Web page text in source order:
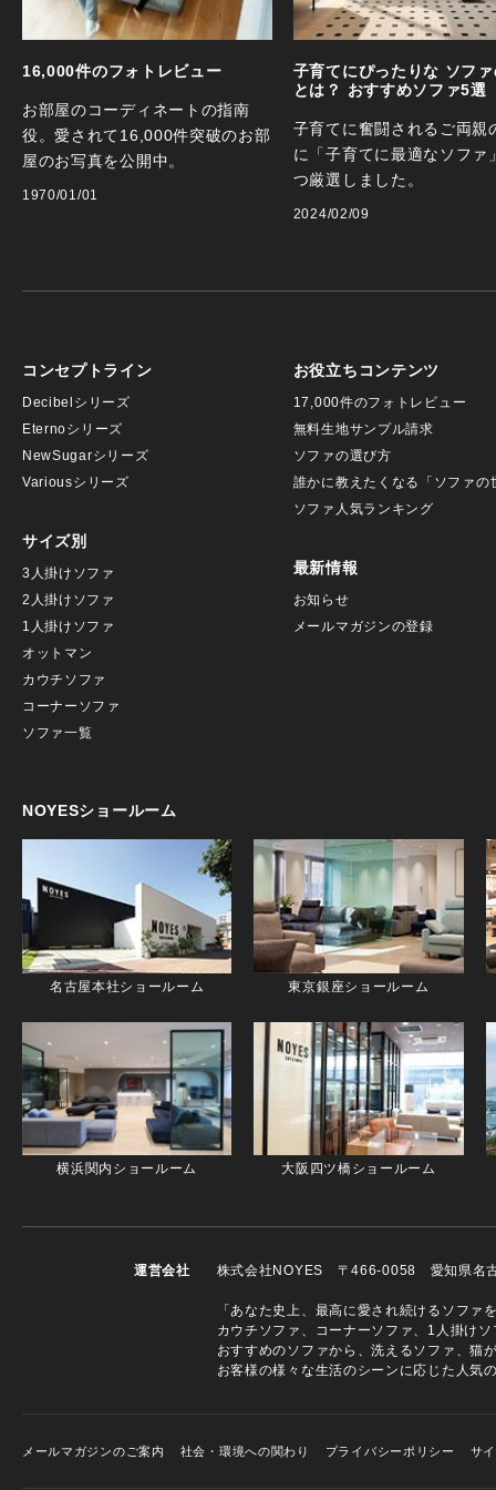
16,000件のフォトレビュー
お部屋のコーディネートの指南
役。愛されて16,000件突破のお部
屋のお写真を公開中。
1970/01/01
子育てにぴったりな ソフ
とは？ おすすめソファ5選
子育てに奮闘されるご両親
に「子育てに最適なソファ
つ厳選しました。
2024/02/09
コンセプトライン
Decibelシリーズ
Eternoシリーズ
NewSugarシリーズ
Variousシリーズ
サイズ別
3人掛けソファ
2人掛けソファ
1人掛けソファ
オットマン
カウチソファ
コーナーソファ
ソファ一覧
お役立ちコンテンツ
17,000件のフォトレビュー
無料生地サンプル請求
ソファの選び方
誰かに教えたくなる「ソファの
ソファ人気ランキング
最新情報
お知らせ
メールマガジンの登録
NOYESショールーム
名古屋本社ショールーム 東京銀座ショールーム
横浜関内ショールーム 大阪四ツ橋ショールーム
運営会社 株式会社NOYES 〒466-0058 愛知県名
「あなた史上、最高に愛され続けるソフ
カウチソファ、コーナーソファ、1人掛け
おすすめのソファから、洗えるソファ、猫
お客様の様々な生活のシーンに応じた人気
メールマガジンのご案内 社会・環境への関わり プライバシーポリシー サ